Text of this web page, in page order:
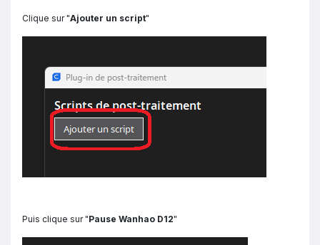
Clique sur "Ajouter un script"
Puis clique sur "Pause Wanhao D12"